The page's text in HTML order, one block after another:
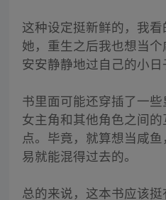
这种设定挺新鲜的，我
她，重生之后我也想当
安安静静地过自己的小日
书里面可能还穿插了一
女主角和其他角色之间
点。毕竟，就算想当咸
易就能混得过去的。
总的来说，这本书应该